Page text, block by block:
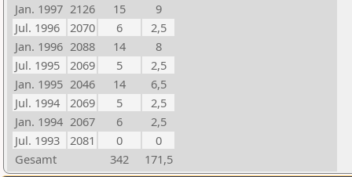
Jan. 1997 2126 15
9
Jul. 1996
2070 6
2,5
Jan. 1996 2088 14
8
Jul. 1995
2069 5
2,5
Jan. 1995 2046 14
6,5
Jul. 1994
2069 5
2,5
Jan. 1994 2067 6
2,5
Jul. 1993
2081 0
0
Gesamt
342 171,5